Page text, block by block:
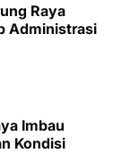
Raya
Administrasi
Imbau
Kondisi